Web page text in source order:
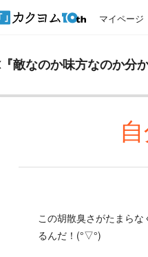
マイページ
『敵なのか味方なのか分
この胡散臭さがたまら
るんだ！(°▽°)